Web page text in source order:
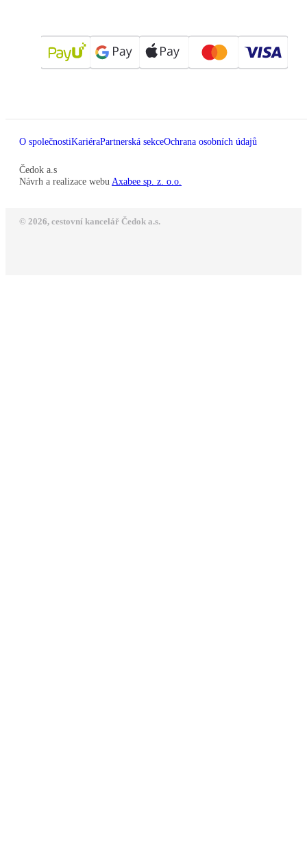
O společnostiKariéraPartnerská sekceOchrana osobních údajů
Čedok a.s
Návrh a realizace webu Axabee sp. z. o.o.
© 2026, cestovní kancelář Čedok a.s.